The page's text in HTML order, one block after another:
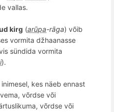
vallas.
kirg (arūpa-rāga) võib
vormita džhaanasse
sündida vormita
).
kes näeb ennast
võrdse või
võrdse või